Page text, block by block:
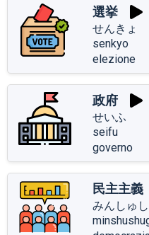
選挙
せんきょ
senkyo
elezione
政府
せいふ
seifu
governo
民主主義
みんしゅ